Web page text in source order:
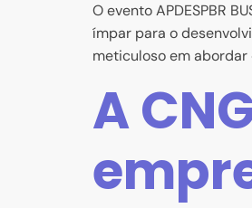
O evento APDESPBR
ímpar para o
meticuloso em abordar
A